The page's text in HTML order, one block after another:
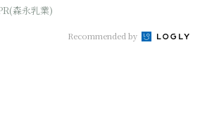
森永乳業)
Recommended by